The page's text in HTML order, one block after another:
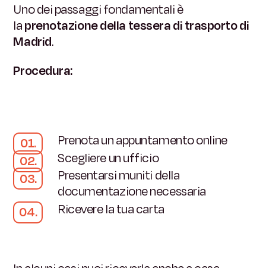
Uno dei passaggi fondamentali è
laprenotazione della tessera di trasporto di
Madrid.
Procedura:
Prenota un appuntamento online
Scegliere un ufficio
Presentarsi muniti della
documentazione necessaria
Ricevere la tua carta